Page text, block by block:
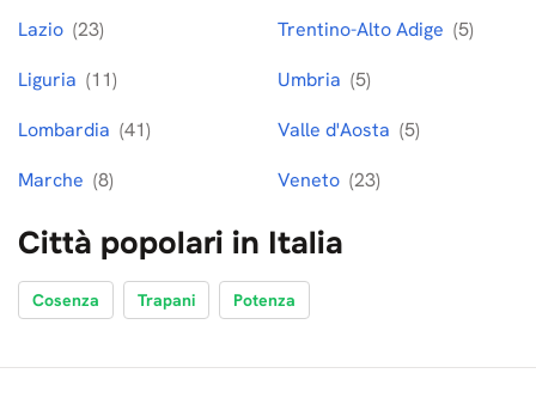
Lazio (23)
Liguria (11)
Lombardia (41)
Marche (8)
Trentino-Alto Adige (5)
Umbria (5)
Valle d'Aosta (5)
Veneto (23)
Città popolari in Italia
Cosenza Trapani Potenza